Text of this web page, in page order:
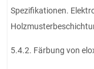
Spezifikationen.
5.4.2. Färbung von